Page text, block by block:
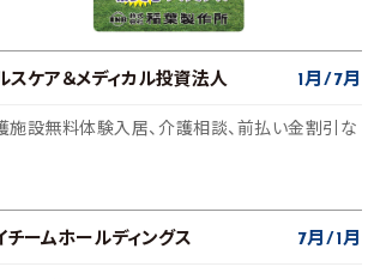
スケア＆メディカル投資法人 1月 7月
施設無料体験入居、介護相談、前払い金割引な
チームホールディングス 7月 1月